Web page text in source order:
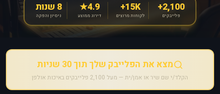
2,100+
פלייבקים
15K+
לקוחות מרוצים
4.9★
דירוג ממוצע
8 שנות
ניסיון והפקה
מצא את הפלייבק שלך תוך 30 שניות
הקלד/י שם שיר או אמן/ית — מעל 2,100 פלייבקים באיכות אולפן